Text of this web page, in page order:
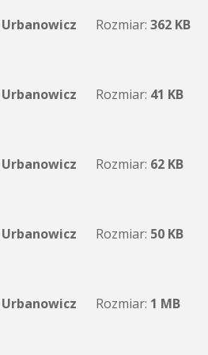
Rozmiar: 362 KB
Rozmiar: 41 KB
Rozmiar: 62 KB
Rozmiar: 50 KB
Rozmiar: 1 MB